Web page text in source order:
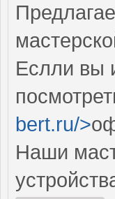
Еслли вы
bert.ru/>
Наши